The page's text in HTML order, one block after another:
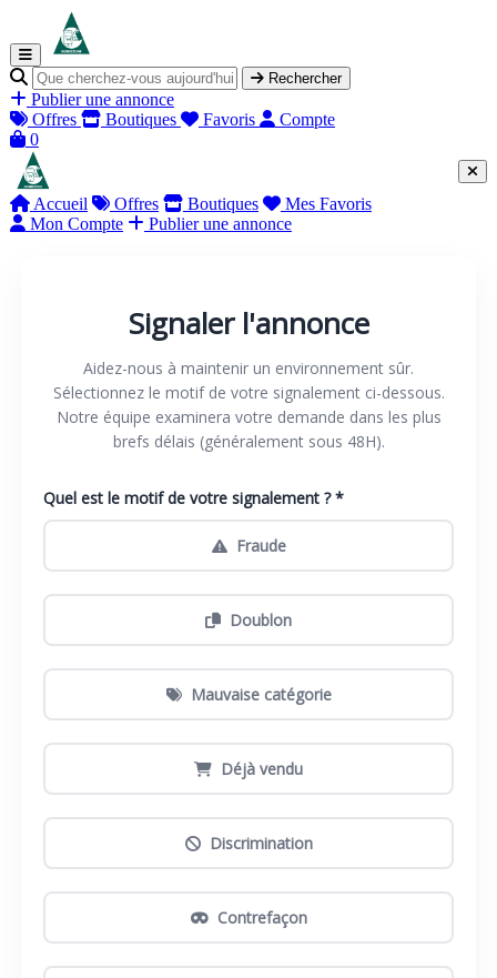
Rechercher
Publier une annonce
Offres
Boutiques Favoris
Compte
0
Accueil Offres Boutiques
Mes Favoris
Mon Compte
Publier une annonce
Signaler l'annonce
Aidez-nous à maintenir un environnement sûr.
Sélectionnez le motif de votre signalement ci-dessous.
Notre équipe examinera votre demande dans les plus
brefs délais (généralement sous 48H).
Quel est le motif de votre signalement ? *
Fraude
Doublon
Mauvaise catégorie
Déjà vendu
Discrimination
Contrefaçon